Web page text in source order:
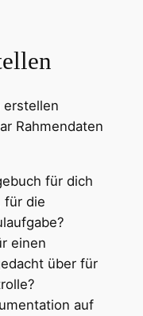
erstellen
Rahmendaten
für dich
für die
einen
über für
auf